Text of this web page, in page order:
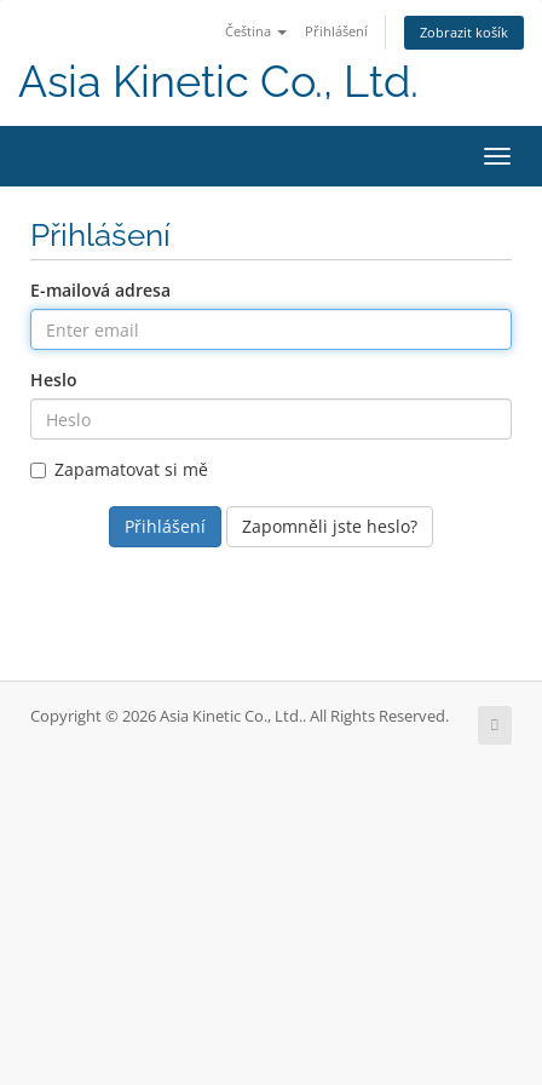
Čeština Přihlášení Zobrazit košík
Asia Kinetic Co., Ltd.
Přihlášení
E-mailová adresa
Heslo
Zapamatovat si mě
Zapomněli jste heslo?
Copyright © 2026 Asia Kinetic Co., Ltd.. All Rights Reserved.